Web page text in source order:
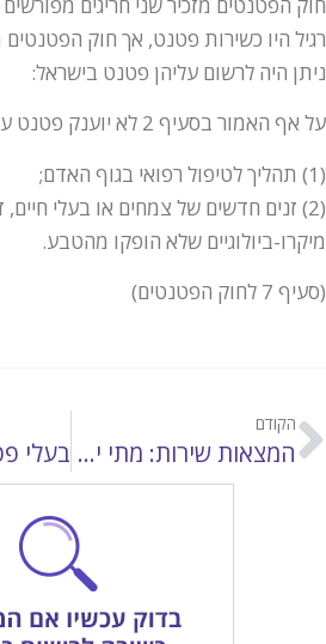
רגיל היו כשירות פטנט, אך חוק הפטנטים
ניתן היה לרשום עליהן פטנט בישראל:
על אף האמור בסעיף 2 לא יוענק פטנט על –
(1) תהליך לטיפול רפואי בגוף האדם;
(2) זנים חדשים של צמחים או בעלי חיים,
מיקרו-ביולוגיים שלא הופקו מהטבע.
(סעיף 7 לחוק הפטנטים)
הקודם
המצאות שירות: מתי יהיו הזכויות בהמצאה שייכות למעביד?